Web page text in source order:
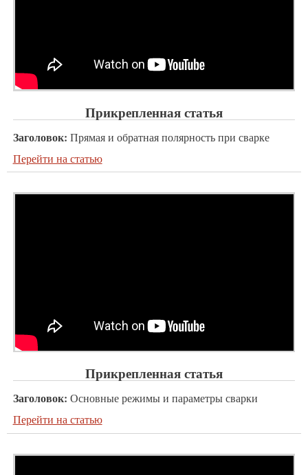
Прикрепленная статья
Заголовок: Прямая и обратная полярность при сварке
Перейти на статью
Прикрепленная статья
Заголовок: Основные режимы и параметры сварки
Перейти на статью